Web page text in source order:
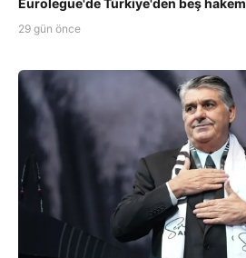
29 gün önce